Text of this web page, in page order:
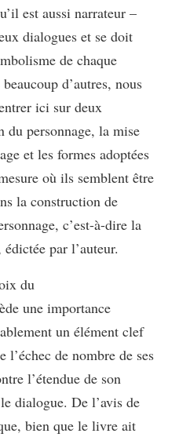
est aussi narrateur –
dialogues et se doit
de chaque
d’autres, nous
ici sur deux
du personnage, la mise
et les formes adoptées
où ils semblent être
la construction de
c’est-à-dire la
par l’auteur.
du
une importance
un élément clef
l’échec de nombre de ses
l’étendue de son
dialogue. De l’avis de
bien que le livre ait